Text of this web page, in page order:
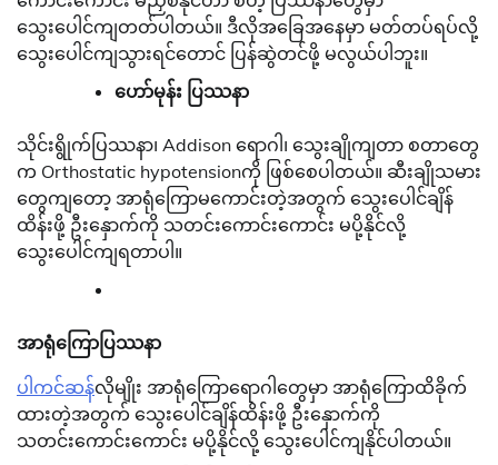
သွေးပေါင်ကျတတ်ပါတယ်။ ဒီလိုအခြေအနေမှာ မတ်တပ်ရပ်လို့
သွေးပေါင်ကျသွားရင်တောင် ပြန်ဆွဲတင်ဖို့ မလွယ်ပါဘူး။
ဟော်မုန်း ပြဿနာ
သိုင်းရွိုက်ပြဿနာ၊ Addison ရောဂါ၊ သွေးချိုကျတာ စတာတွေ
က Orthostatic hypotensionကို ဖြစ်စေပါတယ်။ ဆီးချိုသမား
တွေကျတော့ အာရုံကြောမကောင်းတဲ့အတွက် သွေးပေါင်ချိန်
ထိန်းဖို့ ဦးနှောက်ကို သတင်းကောင်းကောင်း မပို့နိုင်လို့
သွေးပေါင်ကျရတာပါ။
အာရုံကြောပြဿနာ
ပါကင်ဆန်လိုမျိုး အာရုံကြောရောဂါတွေမှာ အာရုံကြောထိခိုက်
ထားတဲ့အတွက် သွေးပေါင်ချိန်ထိန်းဖို့ ဦးနှောက်ကို
သတင်းကောင်းကောင်း မပို့နိုင်လို့ သွေးပေါင်ကျနိုင်ပါတယ်။